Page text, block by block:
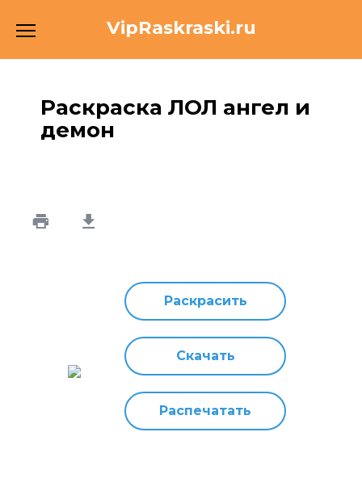
VipRaskraski.ru
Раскраска ЛОЛ ангел и
демон
Раскрасить
Скачать
Распечатать